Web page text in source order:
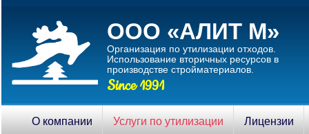
ООО «АЛИТ М»
Организация по утилизации отходов.
Использование вторичныx ресурсов в
производстве стройматериалов.
Since 1991
О компании Услуги по утилизации Лицензии